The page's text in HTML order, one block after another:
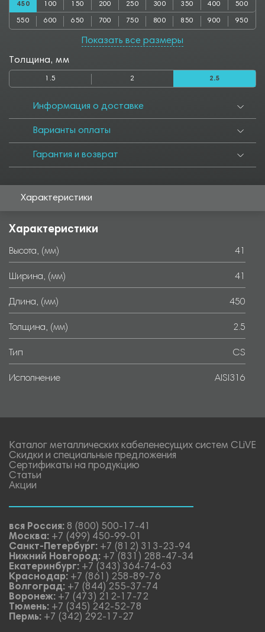
450 100 150 200 250 300 350 400 500
550 600 650 700 750 800 850 900 950
1000
Показать все размеры
Толщина, мм
1.5 2 2.5
Информация о доставке
Варианты оплаты
Гарантия и возврат
Характеристики
Характеристики
Высота, (мм) 41
Ширина, (мм) 41
Длина, (мм) 450
Толщина, (мм) 2.5
Тип CS
Исполнение AISI316
Каталог металлических кабеленесущих систем CLiVE
Скидки и специальные предложения
Сертификаты на продукцию
Статьи
Акции
вся Россия: 8 (800) 500-17-41
Москва: +7 (499) 450-99-01
Санкт-Петербург: +7 (812) 313-23-94
Нижний Новгород: +7 (831) 288-47-34
Екатеринбург: +7 (343) 364-74-63
Краснодар: +7 (861) 258-89-76
Волгоград: +7 (844) 255-37-74
Воронеж: +7 (473) 212-17-72
Тюмень: +7 (345) 242-52-78
Пермь: +7 (342) 292-17-27